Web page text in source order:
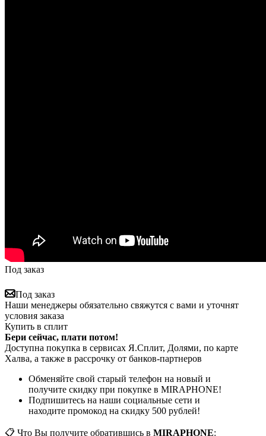
Под заказ
Под заказ
Наши менеджеры обязательно свяжутся с вами и уточнят
условия заказа
Купить в сплит
Бери сейчас, плати потом!
Доступна покупка в сервисах Я.Сплит, Долями, по карте
Халва, а также в рассрочку от банков-партнеров
Обменяйте свой старый телефон на новый и
получите скидку при покупке в MIRAPHONE!
Подпишитесь на наши социальные сети и
находите промокод на скидку 500 рублей!
📋 Что Вы получите обратившись в MIRAPHONE: